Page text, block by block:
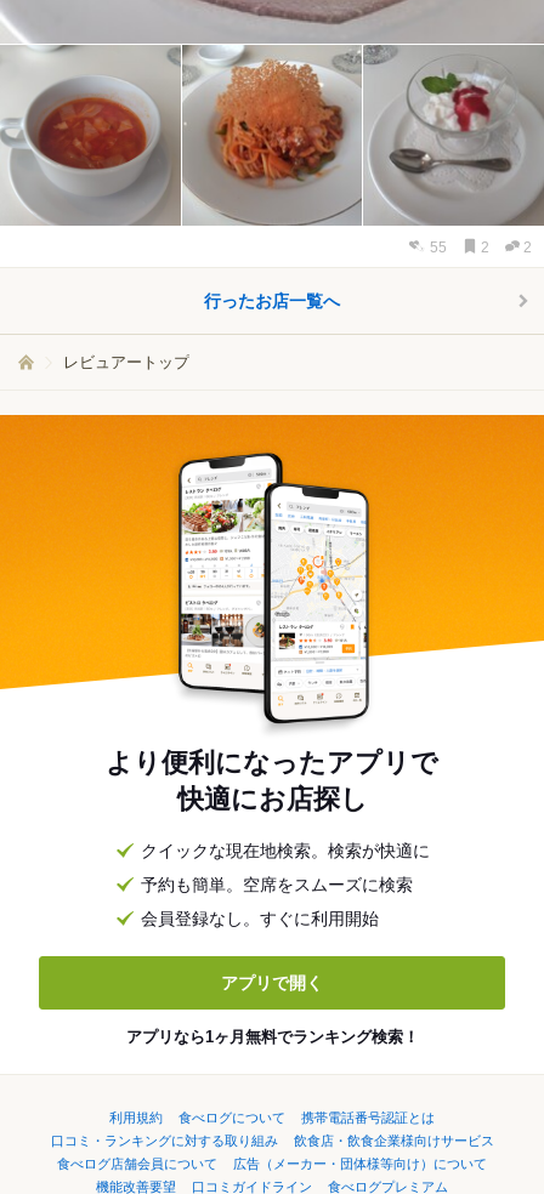
55 2 2
行ったお店一覧へ
レビュアートップ
より便利になったアプリで
快適にお店探し
クイックな現在地検索。検索が快適に
予約も簡単。空席をスムーズに検索
会員登録なし。すぐに利用開始
アプリで開く
アプリなら1ヶ月無料でランキング検索！
利用規約 食べログについて
携帯電話番号認証とは
口コミ・ランキングに対する取り組み
飲食店・飲食企業様向けサービス
食べログ店舗会員について
広告（メーカー・団体様等向け）について
機能改善要望
口コミガイドライン 食べログプレミアム